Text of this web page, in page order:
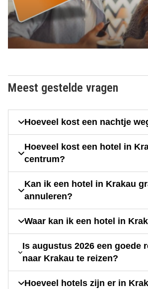
Meest gestelde vragen
Hoeveel kost een nachtje
Hoeveel kost een hotel in
centrum?
Kan ik een hotel in Krakau
annuleren?
Waar kan ik een hotel in
Is augustus 2026 een goede
naar Krakau te reizen?
Hoeveel hotels zijn er in